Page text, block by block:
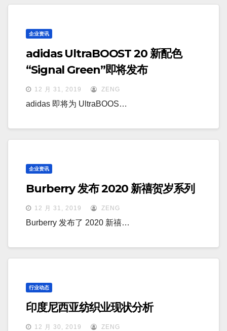
企业资讯
adidas UltraBOOST 20 新配色
“Signal Green”即将发布
12 月 31, 2019 ZENG
adidas 即将为 UltraBOOS…
企业资讯
Burberry 发布 2020 新禧贺岁系列
12 月 31, 2019 ZENG
Burberry 发布了 2020 新禧…
行业动态
印度尼西亚纺织业现状分析
12 月 30, 2019 ZENG